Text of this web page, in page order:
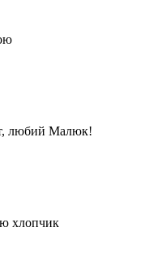
любий Малюк!
хлопчик